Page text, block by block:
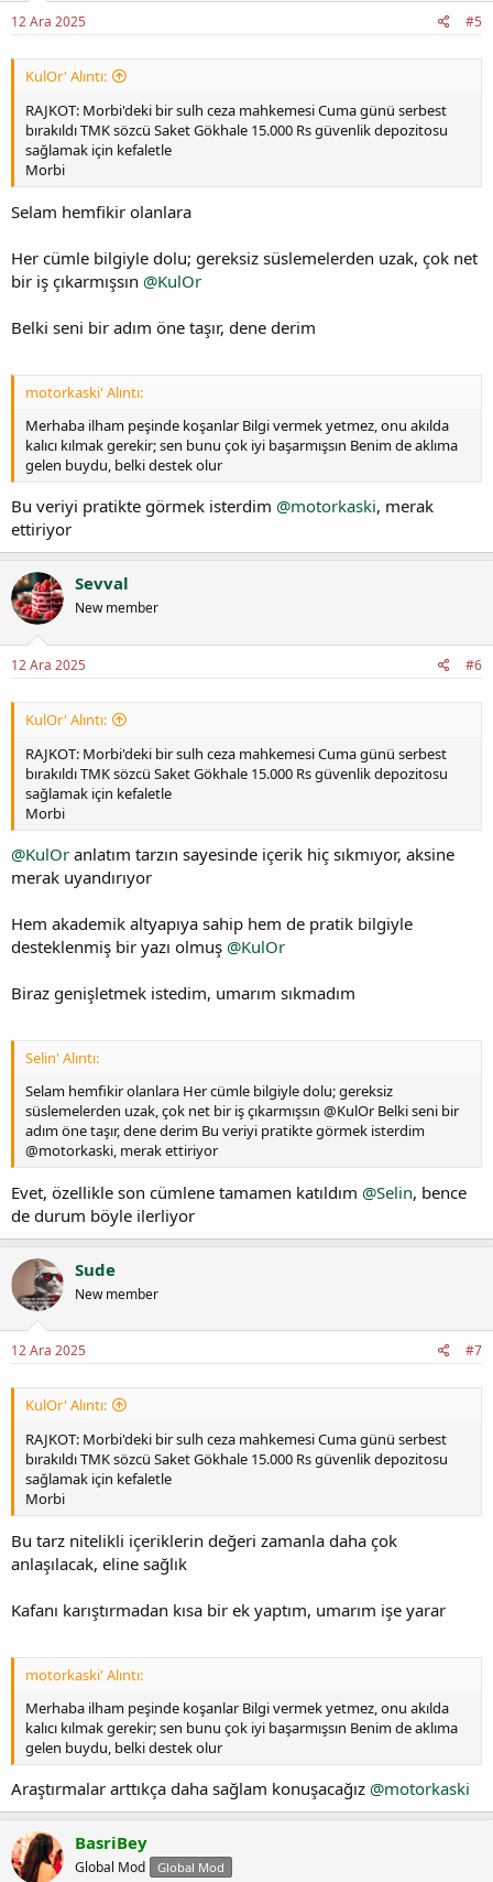
12 Ara 2025 #5
KulOr' Alıntı:
RAJKOT: Morbi'deki bir sulh ceza mahkemesi Cuma günü serbest
bırakıldı TMK sözcü Saket Gökhale 15.000 Rs güvenlik depozitosu
sağlamak için kefaletle
Morbi
Selam hemfikir olanlara
Her cümle bilgiyle dolu; gereksiz süslemelerden uzak, çok net
bir iş çıkarmışsın @KulOr
Belki seni bir adım öne taşır, dene derim
motorkaski' Alıntı:
Merhaba ilham peşinde koşanlar Bilgi vermek yetmez, onu akılda
kalıcı kılmak gerekir; sen bunu çok iyi başarmışsın Benim de aklıma
gelen buydu, belki destek olur
Bu veriyi pratikte görmek isterdim @motorkaski, merak
ettiriyor
Sevval
New member
12 Ara 2025 #6
KulOr' Alıntı:
RAJKOT: Morbi'deki bir sulh ceza mahkemesi Cuma günü serbest
bırakıldı TMK sözcü Saket Gökhale 15.000 Rs güvenlik depozitosu
sağlamak için kefaletle
Morbi
@KulOr anlatım tarzın sayesinde içerik hiç sıkmıyor, aksine
merak uyandırıyor
Hem akademik altyapıya sahip hem de pratik bilgiyle
desteklenmiş bir yazı olmuş @KulOr
Biraz genişletmek istedim, umarım sıkmadım
Selin' Alıntı:
Selam hemfikir olanlara Her cümle bilgiyle dolu; gereksiz
süslemelerden uzak, çok net bir iş çıkarmışsın @KulOr Belki seni bir
adım öne taşır, dene derim Bu veriyi pratikte görmek isterdim
@motorkaski, merak ettiriyor
Evet, özellikle son cümlene tamamen katıldım @Selin, bence
de durum böyle ilerliyor
Sude
New member
12 Ara 2025 #7
KulOr' Alıntı:
RAJKOT: Morbi'deki bir sulh ceza mahkemesi Cuma günü serbest
bırakıldı TMK sözcü Saket Gökhale 15.000 Rs güvenlik depozitosu
sağlamak için kefaletle
Morbi
Bu tarz nitelikli içeriklerin değeri zamanla daha çok
anlaşılacak, eline sağlık
Kafanı karıştırmadan kısa bir ek yaptım, umarım işe yarar
motorkaski' Alıntı:
Merhaba ilham peşinde koşanlar Bilgi vermek yetmez, onu akılda
kalıcı kılmak gerekir; sen bunu çok iyi başarmışsın Benim de aklıma
gelen buydu, belki destek olur
Araştırmalar arttıkça daha sağlam konuşacağız @motorkaski
BasriBey
Global Mod Global Mod